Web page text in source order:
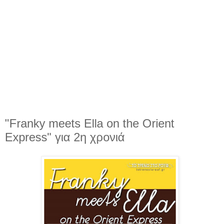
"Franky meets Ella on the Orient
Express" για 2η χρονιά